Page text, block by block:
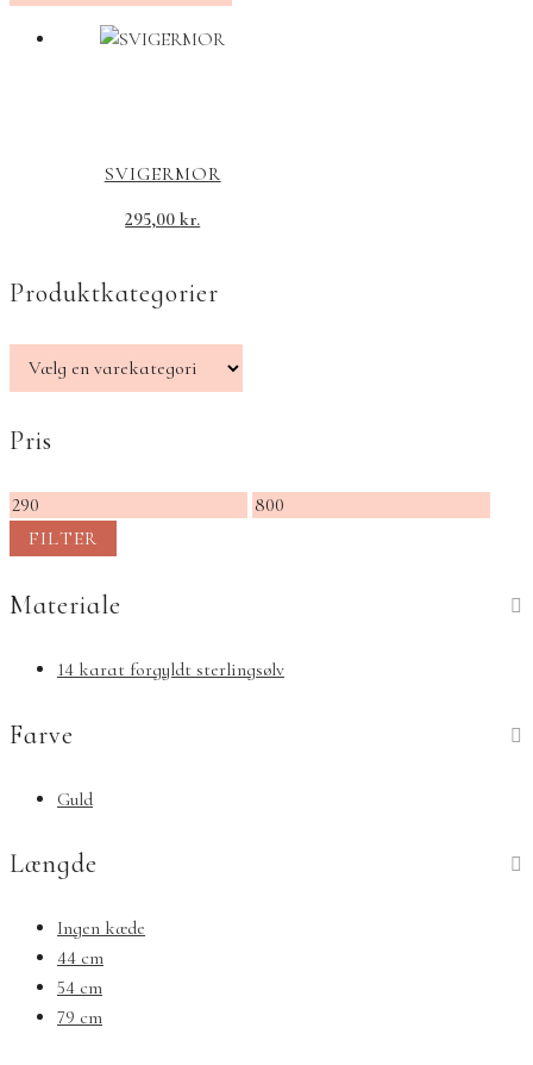
SVIGERMOR
295,00kr.
Produktkategorier
Pris
Mindste
pris
Højeste
FILTER
Materiale
14 karat forgyldt sterlingsølv
Farve
Guld
Længde
Ingen kæde
44 cm
54 cm
79 cm